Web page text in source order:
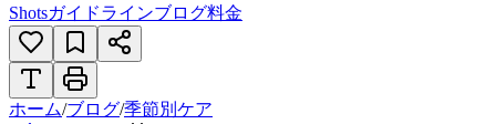
Shotsガイドラインブログ料金
ホーム/ブログ/季節別ケア